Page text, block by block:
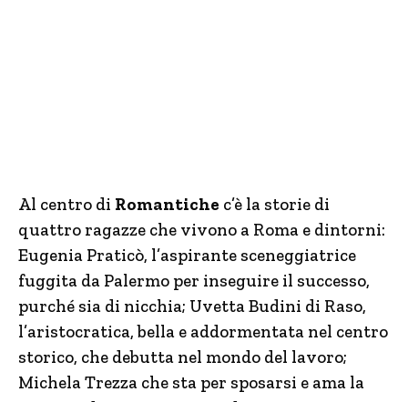
Al centro di Romantiche c’è la storie di
quattro ragazze che vivono a Roma e dintorni:
Eugenia Praticò, l’aspirante sceneggiatrice
fuggita da Palermo per inseguire il successo,
purché sia di nicchia; Uvetta Budini di Raso,
l’aristocratica, bella e addormentata nel centro
storico, che debutta nel mondo del lavoro;
Michela Trezza che sta per sposarsi e ama la